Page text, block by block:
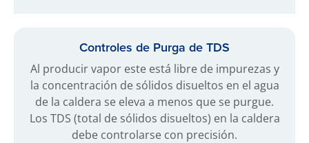
Controles de Purga de TDS
Al producir vapor este está libre de impurezas y
la concentración de sólidos disueltos en el agua
de la caldera se eleva a menos que se purgue.
Los TDS (total de sólidos disueltos) en la caldera
debe controlarse con precisión.